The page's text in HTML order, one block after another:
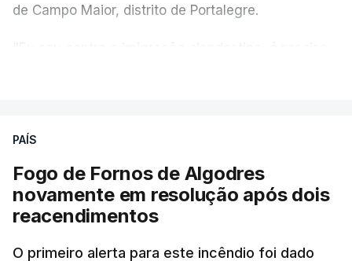
de Campo Maior, distrito de Portalegre.
nada disto é incompatível com tratarmos com
crianças", acrescentou.
António José Seguro mostrou dúvidas sobre se é
PAÍS
Fogo de Fornos de Algodres
novamente em resolução após dois
reacendimentos
O primeiro alerta para este incêndio foi dado